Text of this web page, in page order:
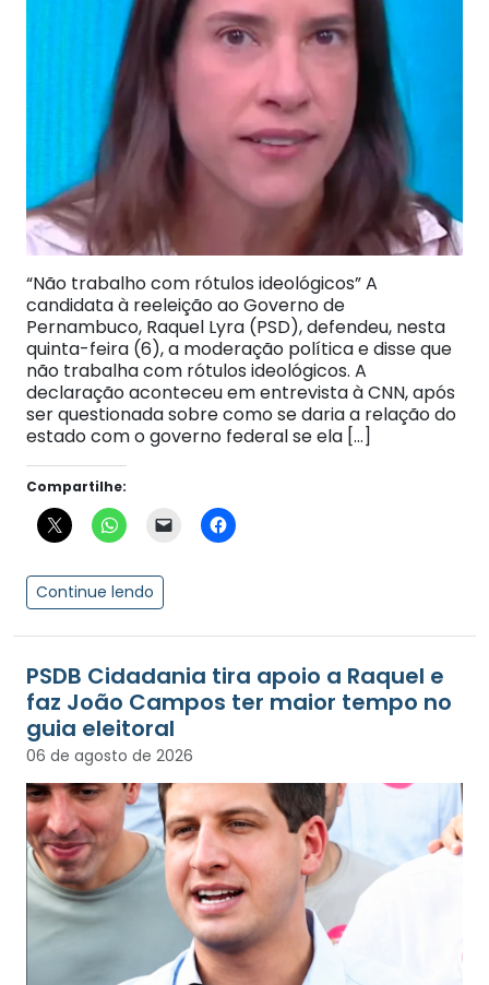
“Não trabalho com rótulos ideológicos” A
candidata à reeleição ao Governo de
Pernambuco, Raquel Lyra (PSD), defendeu, nesta
quinta-feira (6), a moderação política e disse que
não trabalha com rótulos ideológicos. A
declaração aconteceu em entrevista à CNN, após
ser questionada sobre como se daria a relação do
estado com o governo federal se ela […]
Compartilhe:
Continue lendo
PSDB Cidadania tira apoio a Raquel e
faz João Campos ter maior tempo no
guia eleitoral
06 de agosto de 2026